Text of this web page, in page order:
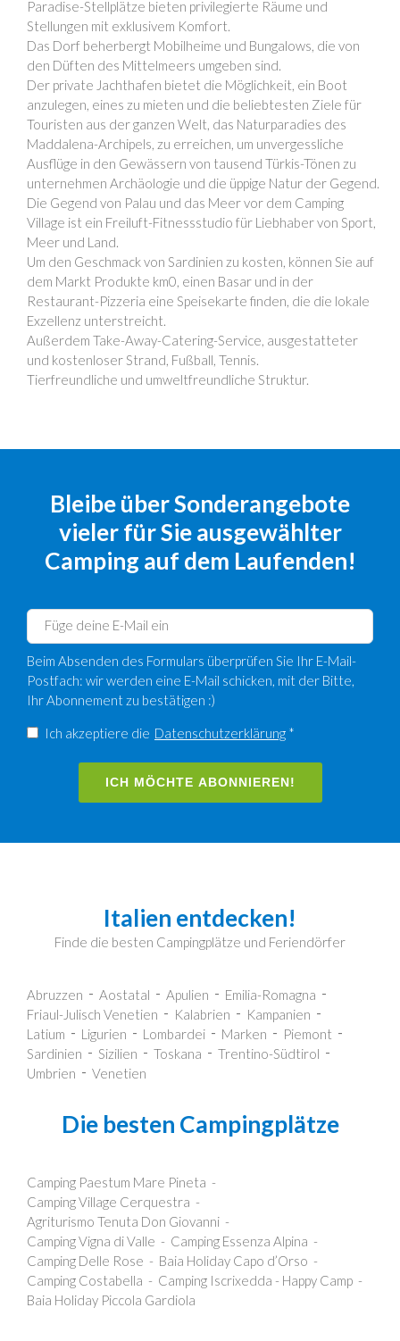
Paradise-Stellplätze bieten privilegierte Räume und
Stellungen mit exklusivem Komfort.
Das Dorf beherbergt Mobilheime und Bungalows, die von
den Düften des Mittelmeers umgeben sind.
Der private Jachthafen bietet die Möglichkeit, ein Boot
anzulegen, eines zu mieten und die beliebtesten Ziele für
Touristen aus der ganzen Welt, das Naturparadies des
Maddalena-Archipels, zu erreichen, um unvergessliche
Ausflüge in den Gewässern von tausend Türkis-Tönen zu
unternehmen Archäologie und die üppige Natur der Gegend.
Die Gegend von Palau und das Meer vor dem Camping
Village ist ein Freiluft-Fitnessstudio für Liebhaber von Sport,
Meer und Land.
Um den Geschmack von Sardinien zu kosten, können Sie auf
dem Markt Produkte km0, einen Basar und in der
Restaurant-Pizzeria eine Speisekarte finden, die die lokale
Exzellenz unterstreicht.
Außerdem Take-Away-Catering-Service, ausgestatteter
und kostenloser Strand, Fußball, Tennis.
Tierfreundliche und umweltfreundliche Struktur.
Bleibe über Sonderangebote
vieler für Sie ausgewählter
Camping auf dem Laufenden!
Beim Absenden des Formulars überprüfen Sie Ihr E-Mail-
Postfach: wir werden eine E-Mail schicken, mit der Bitte,
Ihr Abonnement zu bestätigen :)
Ich akzeptiere die Datenschutzerklärung *
ICH MÖCHTE ABONNIEREN!
Italien entdecken!
Finde die besten Campingplätze und Feriendörfer
Abruzzen Aostatal Apulien
Emilia-Romagna
Friaul-Julisch Venetien
Kalabrien
Kampanien
Latium
Ligurien Lombardei Marken
Piemont
Sardinien
Sizilien Toskana
Trentino-Südtirol
Umbrien
Venetien
Die besten Campingplätze
Camping Paestum Mare Pineta
Camping Village Cerquestra
Agriturismo Tenuta Don Giovanni
Camping Vigna di Valle
Camping Essenza Alpina
Camping Delle Rose
Baia Holiday Capo d’Orso
Camping Costabella
Camping Iscrixedda - Happy Camp
Baia Holiday Piccola Gardiola